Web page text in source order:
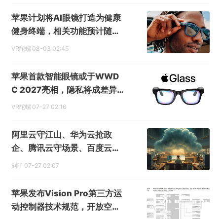
苹果计划将AI眼镜打造为健康
健身终端，相关功能预计随后
续机型落地
VR陀螺 08-03 02:45
苹果首款智能眼镜或于WWD
C 2027亮相，隐私将成差异
化重点
VR陀螺 07-27 02:16
阿里云守江山、华为云抢政
企、腾讯云守场景、百度云赌
AI：四朵云攻守道
刘旷 07-27 02:07
苹果发布Vision Pro第三方运
动控制器技术规范，开放空间